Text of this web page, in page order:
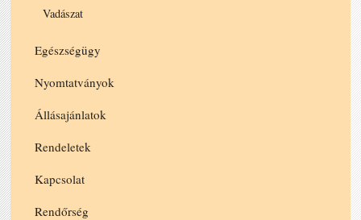
Vadászat
Egészségügy
Nyomtatványok
Állásajánlatok
Rendeletek
Kapcsolat
Rendőrség